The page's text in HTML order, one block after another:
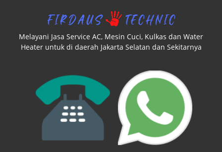
Melayani Jasa Service AC, Mesin Cuci, Kulkas dan Water
Heater untuk di daerah Jakarta Selatan dan Sekitarnya